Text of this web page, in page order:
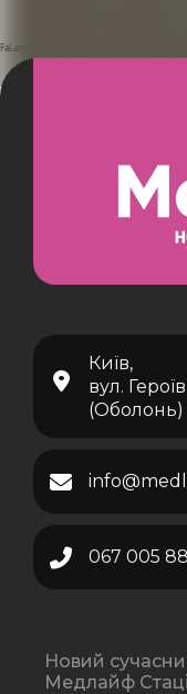
FaLang translation system by Faboba
Київ,
вул.
(Оболонь)
067 005
Новий
Медлайф